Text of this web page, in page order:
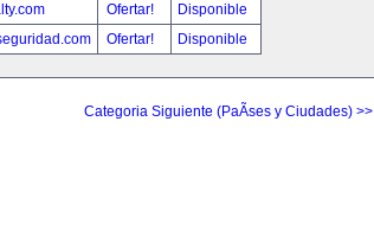
Ofertar!
Disponible
Ofertar! Disponible
Categoria Siguiente (PaÃ­ses y Ciudades) >>